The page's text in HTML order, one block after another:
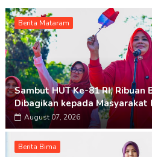
Berita Mataram
Sambut HUT Ke-81 RI, Ribuan
Dibagikan kepada
August 07, 2026
Berita Bima